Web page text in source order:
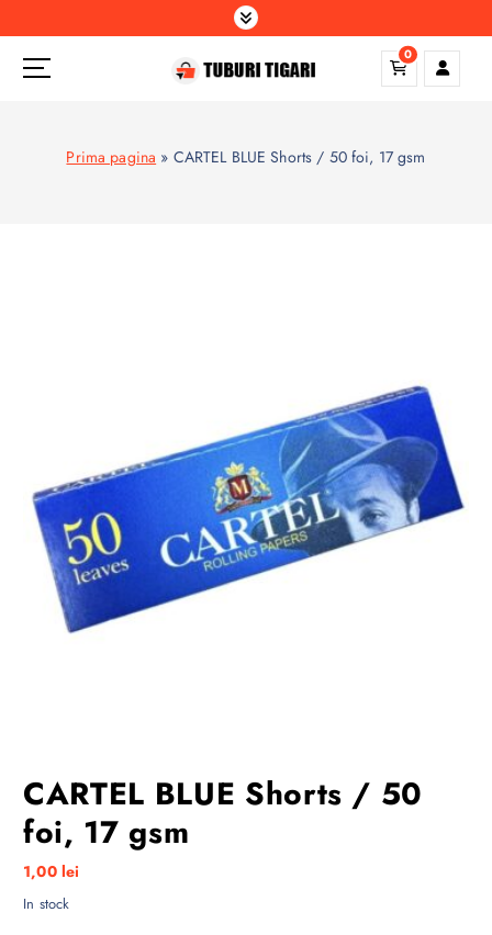
k
0
Prima pagina » CARTEL BLUE Shorts / 50 foi, 17 gsm
CARTEL BLUE Shorts / 50
foi, 17 gsm
1,00 lei
In stock